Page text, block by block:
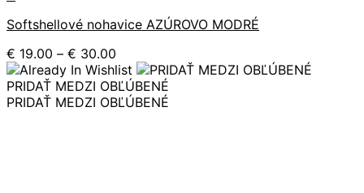
produkt
viacero
variantov.
Možnosti
si
Softshellové nohavice AZÚROVO MODRÉ
€ 19.00 – € 30.00
range:
€ 19.00
through
PRIDAŤ MEDZI OBĽÚBENÉ
PRIDAŤ MEDZI OBĽÚBENÉ